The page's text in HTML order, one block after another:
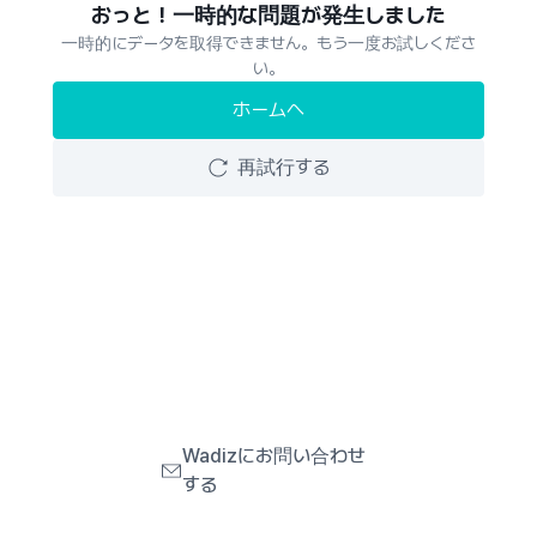
おっと！一時的な問題が発生しました
一時的にデータを取得できません。もう一度お試しくださ
い。
ホームへ
再試行する
Wadizにお問い合わせ
する